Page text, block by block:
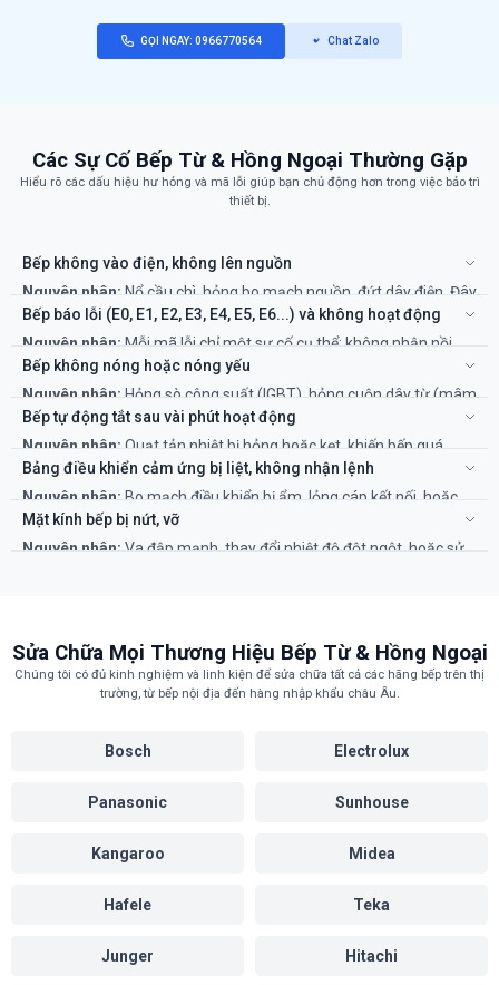
GỌI NGAY: 0966770564 Chat Zalo
Các Sự Cố Bếp Từ & Hồng Ngoại Thường Gặp
Hiểu rõ các dấu hiệu hư hỏng và mã lỗi giúp bạn chủ động hơn trong việc bảo trì
thiết bị.
Bếp không vào điện, không lên nguồn
Nguyên nhân: Nổ cầu chì, hỏng bo mạch nguồn, đứt dây điện. Đây
là lỗi phổ biến do quá tải hoặc linh kiện lão hóa.
Khắc phục:
Cần kỹ thuật viên chuyên nghiệp kiểm tra và sửa
chữa bo mạch để đảm bảo an toàn điện.
Bếp báo lỗi (E0, E1, E2, E3, E4, E5, E6...) và không hoạt động
Nguyên nhân: Mỗi mã lỗi chỉ một sự cố cụ thể: không nhận nồi
(E0), lỗi cảm biến nhiệt (E3, E4), điện áp quá cao/thấp (E5, E6)...
Khắc phục:
Thử rút điện và cắm lại. Nếu lỗi vẫn còn, cần thợ có
chuyên môn để chẩn đoán chính xác mã lỗi.
Bếp không nóng hoặc nóng yếu
Nguyên nhân: Hỏng sò công suất (IGBT), hỏng cuộn dây từ (mâm
nhiệt), hoặc lỗi bo mạch điều khiển.
Khắc phục:Đây là lỗi phần cứng phức tạp, cần được kiểm tra và
thay thế linh kiện bởi kỹ thuật viên.
Bếp tự động tắt sau vài phút hoạt động
Nguyên nhân: Quạt tản nhiệt bị hỏng hoặc kẹt, khiến bếp quá
nóng và kích hoạt chế độ tự ngắt an toàn. Cũng có thể do lỗi cảm
biến nhiệt.
Khắc phục:Đảm bảo khe tản nhiệt thông thoáng. Nếu vẫn bị, cần
thợ kiểm tra quạt và cảm biến.
Bảng điều khiển cảm ứng bị liệt, không nhận lệnh
Nguyên nhân: Bo mạch điều khiển bị ẩm, lỏng cáp kết nối, hoặc
hỏng IC cảm ứng.
Khắc phục:
Lau khô bề mặt bếp. Nếu không được, cần kỹ thuật
viên tháo ra kiểm tra và sửa chữa bo mạch.
Mặt kính bếp bị nứt, vỡ
Nguyên nhân: Va đập mạnh, thay đổi nhiệt độ đột ngột, hoặc sử
Sửa Chữa Mọi Thương Hiệu Bếp Từ & Hồng Ngoại
Chúng tôi có đủ kinh nghiệm và linh kiện để sửa chữa tất cả các hãng bếp trên thị
trường, từ bếp nội địa đến hàng nhập khẩu châu Âu.
Bosch Electrolux
Panasonic Sunhouse
Kangaroo Midea
Hafele Teka
Junger Hitachi